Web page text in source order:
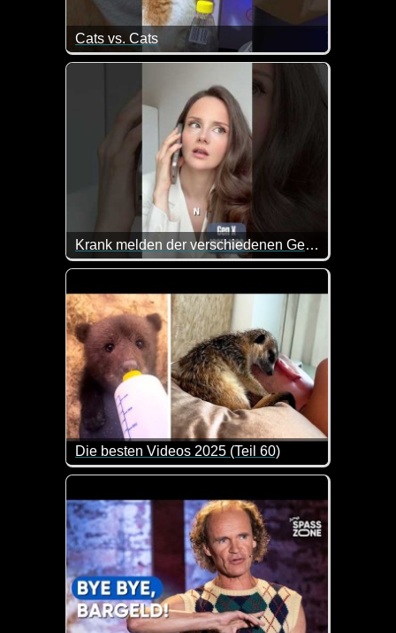
Cats vs. Cats
Katzen necken sich hier gegenseitig oder machen
Krank melden der verschiedenen Generationen
Sie ist einfach klasse. Sie spielt immer die gleiche
Die besten Videos 2025 (Teil 60)
Eine tolle Zusammenstellung von lustigen